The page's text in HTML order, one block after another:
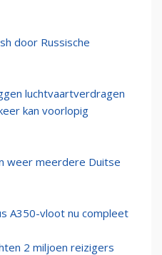
door Russische
luchtvaartverdragen
kan voorlopig
weer meerdere Duitse
A350-vloot nu compleet
2 miljoen reizigers